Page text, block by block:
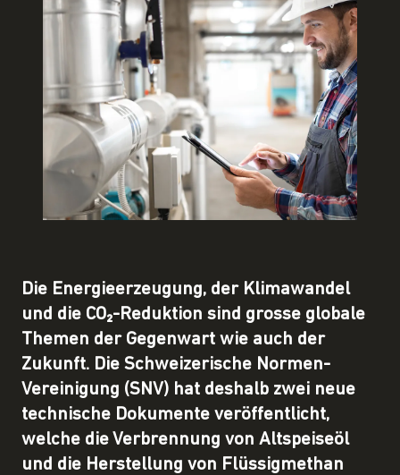
Die Energieerzeugung, der Klimawandel
und die CO₂-Reduktion sind grosse globale
Themen der Gegenwart wie auch der
Zukunft. Die Schweizerische Normen-
Vereinigung (SNV) hat deshalb zwei neue
technische Dokumente veröffentlicht,
welche die Verbrennung von Altspeiseöl
und die Herstellung von Flüssigmethan